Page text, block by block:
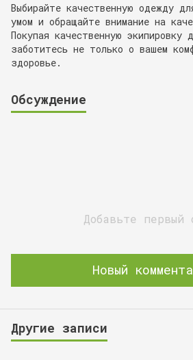
Выбирайте качественную одежду
умом и обращайте внимание на
Покупая качественную экипировку
заботитесь не только о вашем
здоровье.
Обсуждение
Добавьте первый
Новый
Другие записи